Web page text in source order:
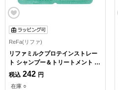
ReFa(リファ)
リファミルクプロテインストレー
ト シャンプー＆トリートメント ト
ライアル1回分
税込 242 円
在庫 ○